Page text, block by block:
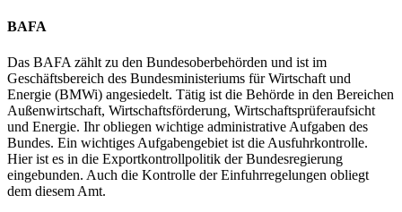
BAFA
Das BAFA zählt zu den Bundesoberbehörden und ist im
Geschäftsbereich des Bundesministeriums für Wirtschaft und
Energie (BMWi) angesiedelt. Tätig ist die Behörde in den Bereichen
Außenwirtschaft, Wirtschaftsförderung, Wirtschaftsprüferaufsicht
und Energie. Ihr obliegen wichtige administrative Aufgaben des
Bundes. Ein wichtiges Aufgabengebiet ist die Ausfuhrkontrolle.
Hier ist es in die Exportkontrollpolitik der Bundesregierung
eingebunden. Auch die Kontrolle der Einfuhrregelungen obliegt
dem diesem Amt.